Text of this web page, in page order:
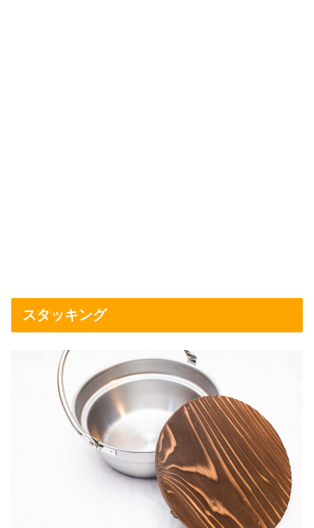
スタッキング